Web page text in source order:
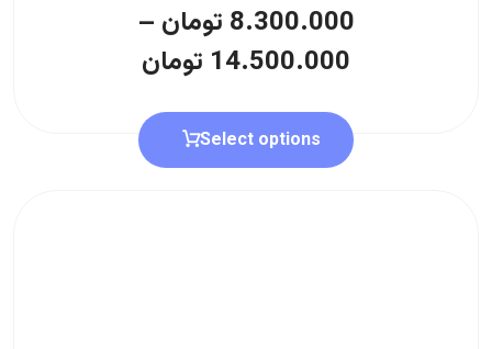
8.300.000 تومان –
14.500.000 تومان
Select options